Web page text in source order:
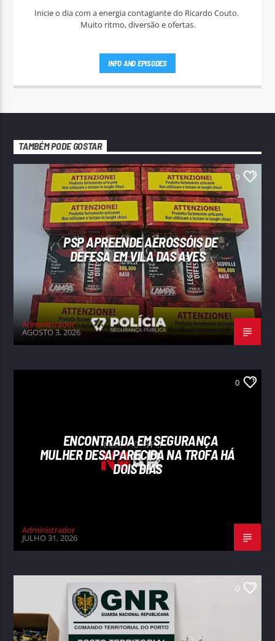
Inicie o dia com a energia contagiante do Ricardo Couto.
Muito ritmo, diversão e ofertas.
INFO AND EPISODES
TAMBÉM PODE GOSTAR
0
PSP APREENDE AEROSSÓIS DE
DEFESA EM VILA DAS AVES
Administrador
AGOSTO 3, 2026
0
ENCONTRADA EM SEGURANÇA
MULHER DESAPARECIDA NA TROFA HÁ
DOIS DIAS
Administrador
JULHO 31, 2026
0